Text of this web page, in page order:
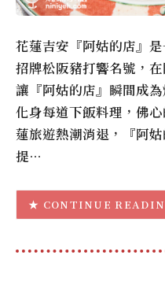
花蓮吉安『阿姑的店』
招牌松阪豬打響名號，
讓『阿姑的店』瞬間成
化身每道下飯料理，佛
蓮旅遊熱潮消退，『阿
提…
CONTINUE